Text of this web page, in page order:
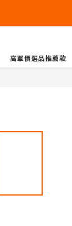
高單價選品推薦款